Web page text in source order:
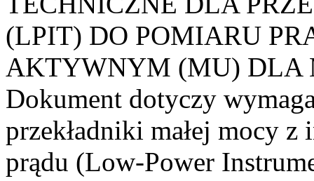
(LPIT) DO POMIARU
AKTYWNYM (MU) DLA
Dokument dotyczy
przekładniki małej mocy
prądu (Low-Power